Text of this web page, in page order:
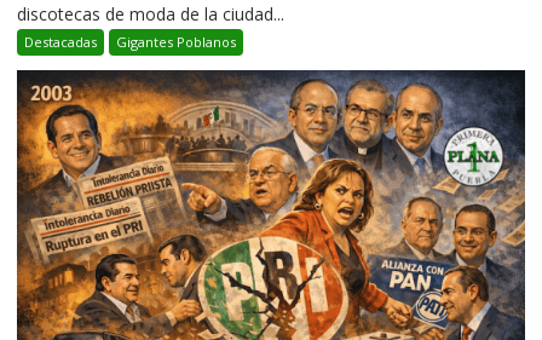
discotecas de moda de la ciudad...
Destacadas Gigantes Poblanos